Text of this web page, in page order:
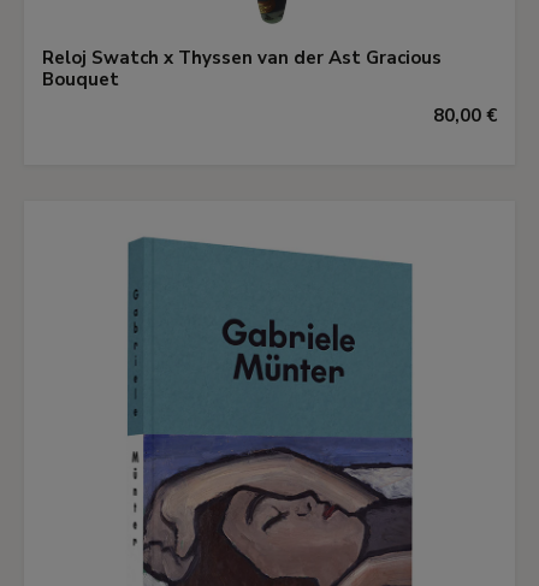
Reloj Swatch x Thyssen van der Ast Gracious
Bouquet
80,00 €